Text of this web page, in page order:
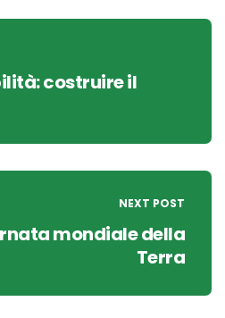
costruire il
NEXT POST
mondiale della
Terra